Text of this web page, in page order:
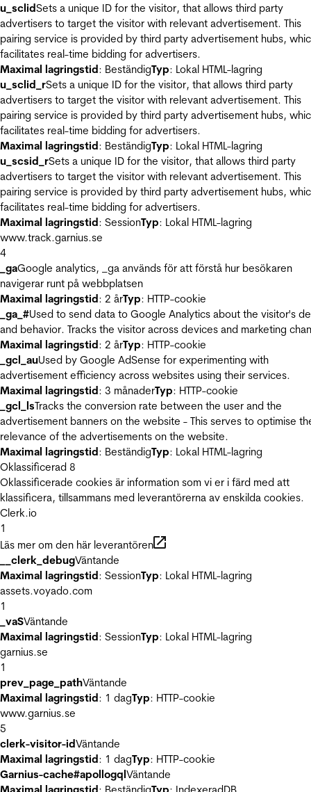
u_sclidSets a unique ID for the visitor, that allows third party
advertisers to target the visitor with relevant advertisement. This
pairing service is provided by third party advertisement hubs,
facilitates real-time bidding for advertisers.
Maximal lagringstid: BeständigTyp: Lokal HTML-lagring
u_sclid_rSets a unique ID for the visitor, that allows third party
advertisers to target the visitor with relevant advertisement. This
pairing service is provided by third party advertisement hubs,
facilitates real-time bidding for advertisers.
Maximal lagringstid: BeständigTyp: Lokal HTML-lagring
u_scsid_rSets a unique ID for the visitor, that allows third party
advertisers to target the visitor with relevant advertisement. This
pairing service is provided by third party advertisement hubs,
facilitates real-time bidding for advertisers.
Maximal lagringstid: SessionTyp: Lokal HTML-lagring
www.track.garnius.se
4
_gaGoogle analytics, _ga används för att förstå hur besökaren
navigerar runt på webbplatsen
Maximal lagringstid: 2 årTyp: HTTP-cookie
_ga_#Used to send data to Google Analytics about the visitor's
and behavior. Tracks the visitor across devices and marketing
Maximal lagringstid: 2 årTyp: HTTP-cookie
_gcl_auUsed by Google AdSense for experimenting with
advertisement efficiency across websites using their services.
Maximal lagringstid: 3 månaderTyp: HTTP-cookie
_gcl_lsTracks the conversion rate between the user and the
advertisement banners on the website - This serves to optimise
relevance of the advertisements on the website.
Maximal lagringstid: BeständigTyp: Lokal HTML-lagring
Oklassificerad 8
Oklassificerade cookies är information som vi er i färd med att
klassificera, tillsammans med leverantörerna av enskilda cookies.
Clerk.io
1
Läs mer om den här leverantören
__clerk_debugVäntande
Maximal lagringstid: SessionTyp: Lokal HTML-lagring
assets.voyado.com
1
_vaSVäntande
Maximal lagringstid: SessionTyp: Lokal HTML-lagring
garnius.se
1
prev_page_pathVäntande
Maximal lagringstid: 1 dagTyp: HTTP-cookie
www.garnius.se
5
clerk-visitor-idVäntande
Maximal lagringstid: 1 dagTyp: HTTP-cookie
Garnius-cache#apollogqlVäntande